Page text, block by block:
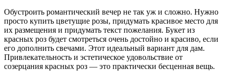
Обустроить романтический вечер не так уж и сложно. Нужно
просто купить цветущие розы, придумать красивое место для
их размещения и придумать текст пожелания. Букет из
красных роз будет смотреться очень достойно и красиво, если
его дополнить свечами. Этот идеальный вариант для дам.
Привлекательность и эстетическое удовольствие от
созерцания красных роз — это практически бесценная вещь.